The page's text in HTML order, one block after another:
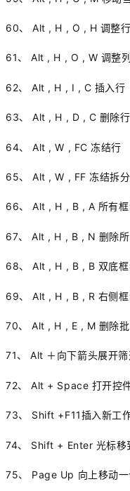
60、 Alt , H , O , H 调整
61、 Alt , H , O , W 调整
62、 Alt , H , I , C 插入行
63、 Alt , H , D , C 删除行
64、 Alt , W , FC 冻结行
65、 Alt , W , FF 冻结拆
66、 Alt , H , B , A 所有
67、 Alt , H , B , N 删除
68、 Alt , H , B , B 双底框
69、 Alt , H , B , R 右侧框
70、 Alt , H , E , M 删除
71、 Alt ＋向下箭头展开
72、 Alt + Space 打开控
73、 Shift +F11插入新工
74、 Shift + Enter 光标移
75、 Page Up 向上移动一